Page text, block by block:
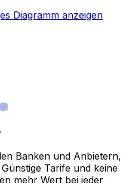
Diagramm anzeigen
Banken und Anbietern,
Tarife und keine
mehr Wert bei jeder